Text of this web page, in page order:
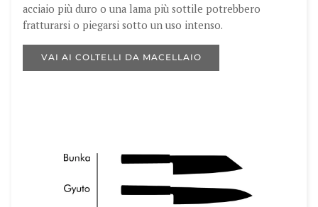
acciaio più duro o una lama più sottile potrebbero
fratturarsi o piegarsi sotto un uso intenso.
VAI AI COLTELLI DA MACELLAIO